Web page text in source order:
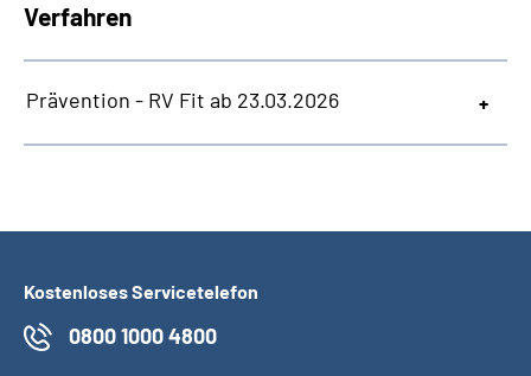
Verfahren
Prävention - RV Fit ab 23.03.2026
Kostenloses Servicetelefon
0800 1000 4800